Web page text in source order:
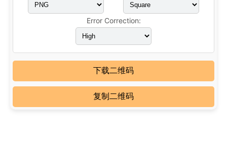
Error Correction:
下载二维码
复制二维码